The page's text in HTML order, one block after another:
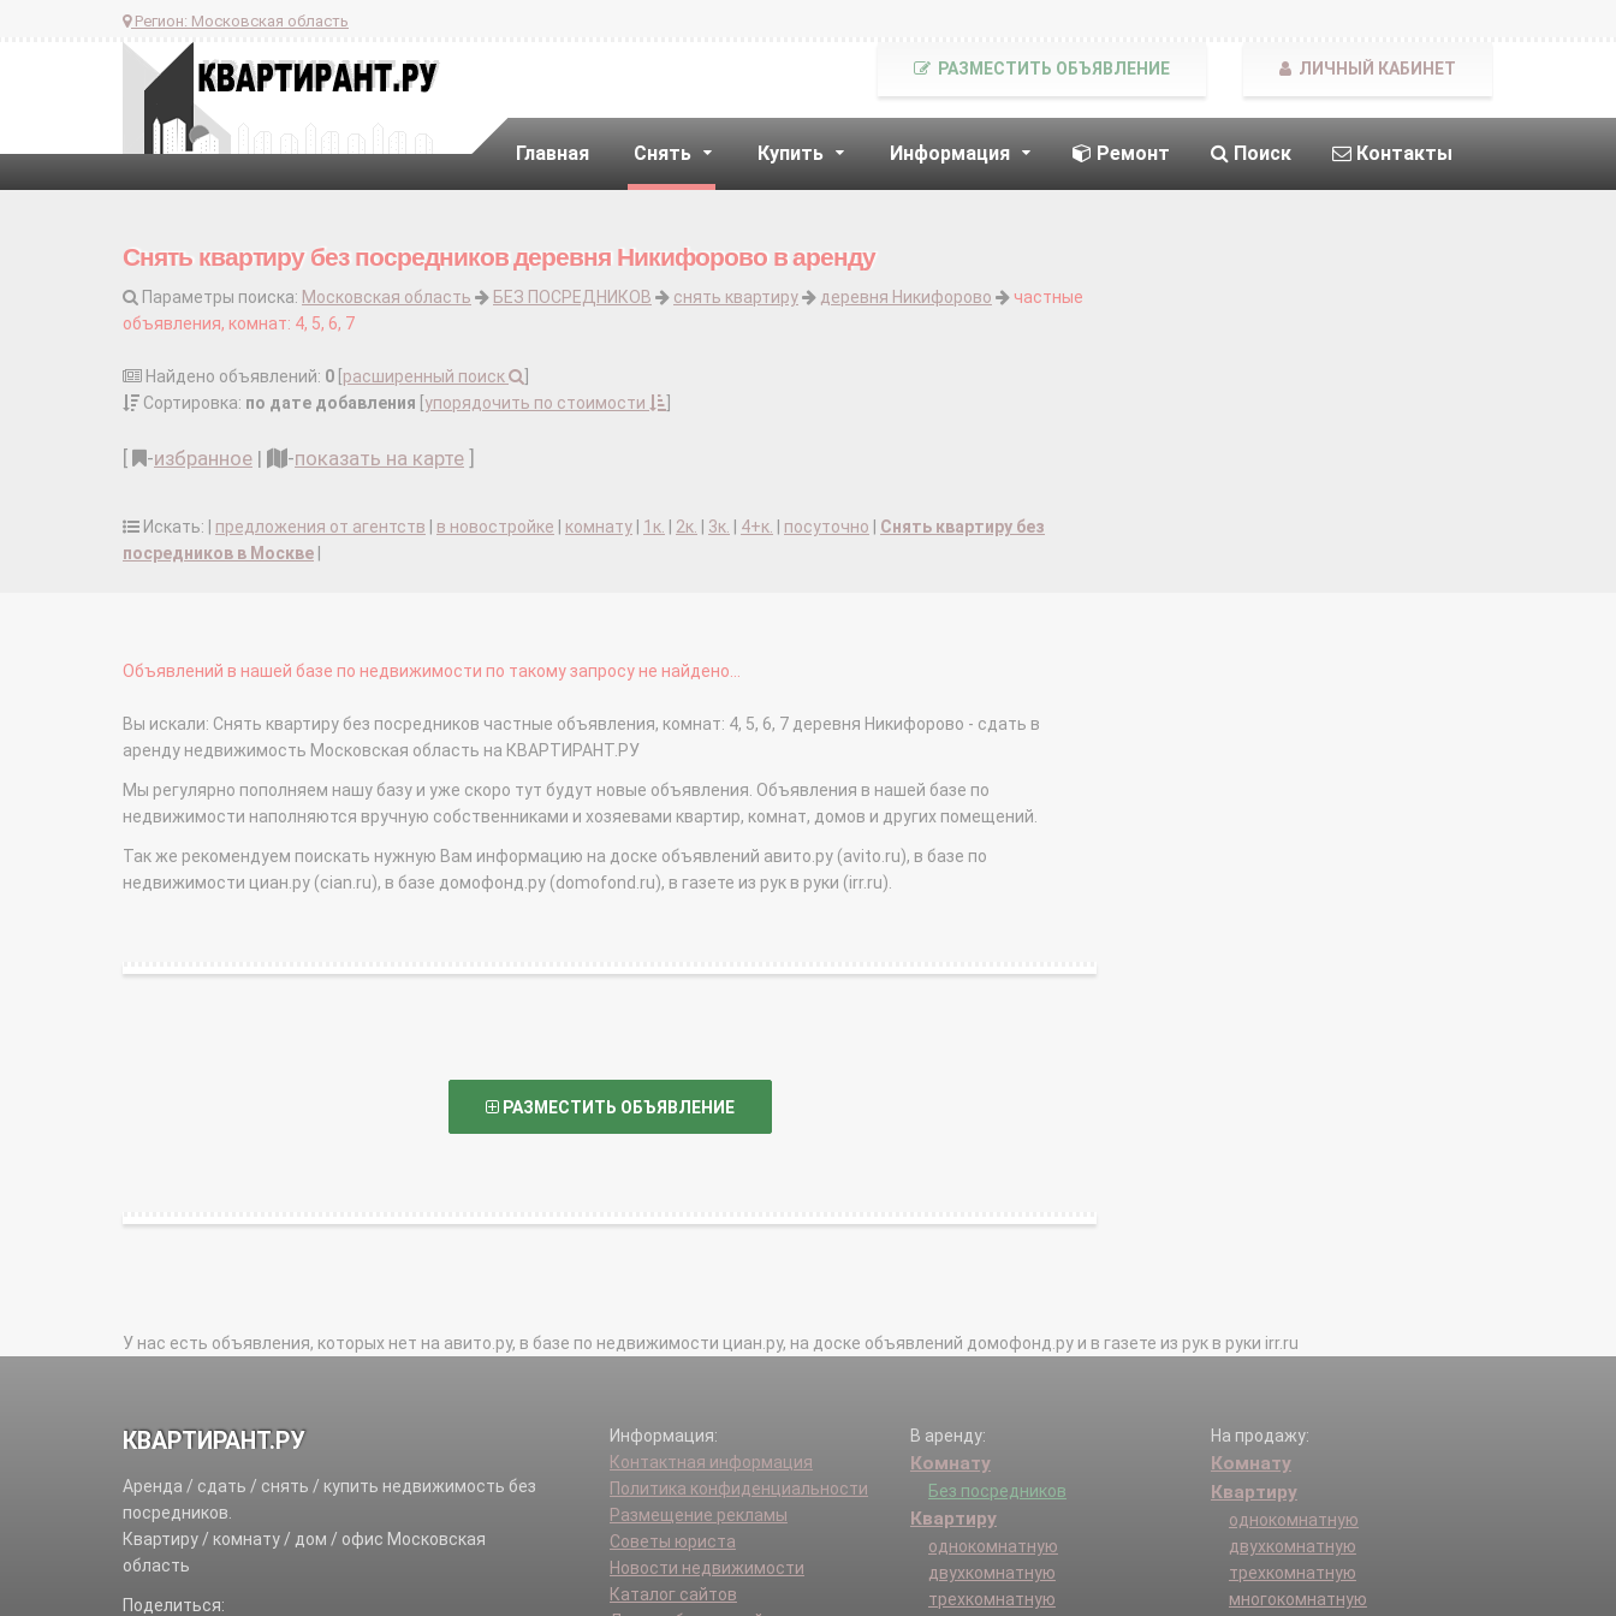
Регион: Московская область
Главная Снять Купить Информация Ремонт Поиск Контакты
РАЗМЕСТИТЬ ОБЪЯВЛЕНИЕ ЛИЧНЫЙ КАБИНЕТ
Снять квартиру без посредников деревня Никифорово в аренду
Параметры поиска: Московская область БЕЗ ПОСРЕДНИКОВ снять квартиру деревня Никифорово
частные
объявления, комнат: 4, 5, 6, 7
Найдено объявлений: 0 расширенный поиск
Сортировка: по дате добавления упорядочить по стоимости
-избранное | -показать на карте
Искать: | предложения от агентств в новостройке комнату 1к. 2к. 3к. 4+к. посуточно
Снять квартиру без
посредников в Москве
Объявлений в нашей базе по недвижимости по такому запросу не найдено...
Вы искали: Снять квартиру без посредников частные объявления, комнат: 4, 5, 6, 7 деревня Никифорово - сдать в
аренду недвижимость Московская область на КВАРТИРАНТ.РУ
Мы регулярно пополняем нашу базу и уже скоро тут будут новые объявления. Объявления в нашей базе по
недвижимости наполняются вручную собственниками и хозяевами квартир, комнат, домов и других помещений.
Так же рекомендуем поискать нужную Вам информацию на доске объявлений авито.ру (avito.ru), в базе по
недвижимости циан.ру (cian.ru), в базе домофонд.ру (domofond.ru), в газете из рук в руки (irr.ru).
РАЗМЕСТИТЬ ОБЪЯВЛЕНИЕ
У нас есть объявления, которых нет на авито.ру, в базе по недвижимости циан.ру, на доске объявлений домофонд.ру и в газете из рук в руки irr.ru
КВАРТИРАНТ.РУ
Аренда / сдать / снять / купить недвижимость без
посредников.
Квартиру / комнату / дом / офис Московская
область
Поделиться:
Информация:
Контактная информация
Политика конфиденциальности
Размещение рекламы
Советы юриста
Новости недвижимости
Каталог сайтов
В аренду:
Комнату
Без посредников
Квартиру
однокомнатную
двухкомнатную
трехкомнатную
На продажу:
Комнату
Квартиру
однокомнатную
двухкомнатную
трехкомнатную
многокомнатную